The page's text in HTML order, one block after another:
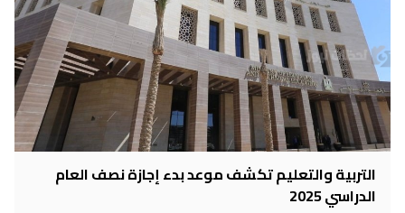
التربية والتعليم تكشف موعد بدء إجازة نصف العام
الدراسي 2025